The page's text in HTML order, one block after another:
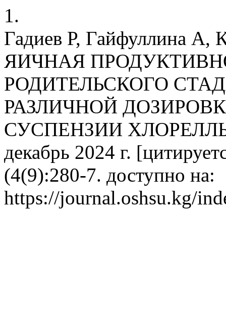
1.
Гадиев Р, Гайфуллина
ЯИЧНАЯ
РОДИТЕЛЬСКОГО
РАЗЛИЧНОЙ
СУСПЕНЗИИ
декабрь 2024 г.
(4(9):280-7. доступно на:
https://journal.oshsu.kg/